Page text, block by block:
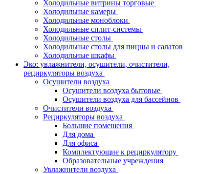
Холодильные витрины торговые
Холодильные камеры
Холодильные моноблоки
Холодильные сплит-системы
Холодильные столы
Холодильные столы для пиццы и салатов
Холодильные шкафы
Эко: увлажнители, осушители, очистители,
рециркуляторы воздуха
Осушители воздуха
Осушители воздуха бытовые
Осушители воздуха для бассейнов
Очистители воздуха
Рециркуляторы воздуха
Большие помещения
Для дома
Для офиса
Комплектующие к рециркулятору
Образовательные учреждения
Увлажнители воздуха